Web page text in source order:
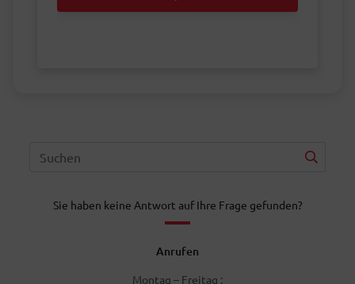
Sie haben keine Antwort auf Ihre Frage gefunden?
Anrufen
Montag – Freitag :